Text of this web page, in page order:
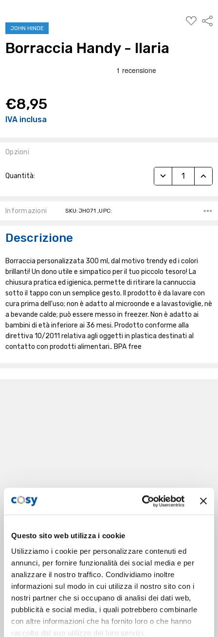
Questo sito web utilizza i cookie
Utilizziamo i cookie per personalizzare contenuti ed
annunci, per fornire funzionalità dei social media e per
analizzare il nostro traffico. Condividiamo inoltre
informazioni sul modo in cui utilizza il nostro sito con i
nostri partner che si occupano di analisi dei dati web,
pubblicità e social media, i quali potrebbero combinarle
con altre informazioni che ha fornito loro o che hanno
raccolto dal suo utilizzo dei loro servizi.
JOHN HINDE
ALLA
Borraccia Handy - Ilaria
€8,95
IVA inclusa
Opzioni
Attuale:
Quantità: RIDUCI
Informazioni SKU:JH071 ,UPC:
Descrizione
Borraccia personalizzata 300 ml, dal motivo trendy ed i colori
brillanti! Un dono utile e simpatico per il tuo piccolo tesoro! La
chiusura pratica ed igienica, permette di ritirare la cannuccia
sotto il tappo con un semplice gesto. Il prodotto è da lavare con
cura prima dell'uso; non è adatto al microonde e a lavastoviglie, nè
a bevande calde; può essere messo in freezer. Non è adatto ai
bambini di età inferiore ai 36 mesi. Prodotto conforme alla
direttiva 10/2011 relativa agli oggetti in plastica destinati al
contatto con prodotti alimentari.. BPA free